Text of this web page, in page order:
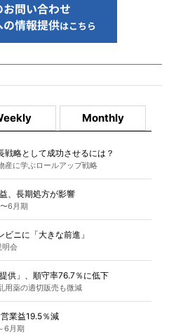
Monthly
略として成功させるには？
産に学ぶロールアップ戦略
、長期処方が影響
6月期
ニに「大きな前進」
明会
供」、順守率76.7％に低下
用薬の適切販売も微減
業益19.5％減
6月期